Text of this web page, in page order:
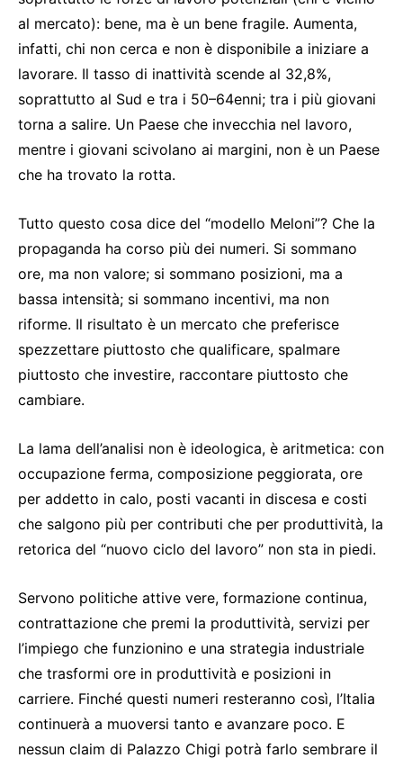
al mercato): bene, ma è un bene fragile. Aumenta,
infatti, chi non cerca e non è disponibile a iniziare a
lavorare. Il tasso di inattività scende al 32,8%,
soprattutto al Sud e tra i 50–64enni; tra i più giovani
torna a salire. Un Paese che invecchia nel lavoro,
mentre i giovani scivolano ai margini, non è un Paese
che ha trovato la rotta.
Tutto questo cosa dice del “modello Meloni”? Che la
propaganda ha corso più dei numeri. Si sommano
ore, ma non valore; si sommano posizioni, ma a
bassa intensità; si sommano incentivi, ma non
riforme. Il risultato è un mercato che preferisce
spezzettare piuttosto che qualificare, spalmare
piuttosto che investire, raccontare piuttosto che
cambiare.
La lama dell’analisi non è ideologica, è aritmetica: con
occupazione ferma, composizione peggiorata, ore
per addetto in calo, posti vacanti in discesa e costi
che salgono più per contributi che per produttività, la
retorica del “nuovo ciclo del lavoro” non sta in piedi.
Servono politiche attive vere, formazione continua,
contrattazione che premi la produttività, servizi per
l’impiego che funzionino e una strategia industriale
che trasformi ore in produttività e posizioni in
carriere. Finché questi numeri resteranno così, l’Italia
continuerà a muoversi tanto e avanzare poco. E
nessun claim di Palazzo Chigi potrà farlo sembrare il